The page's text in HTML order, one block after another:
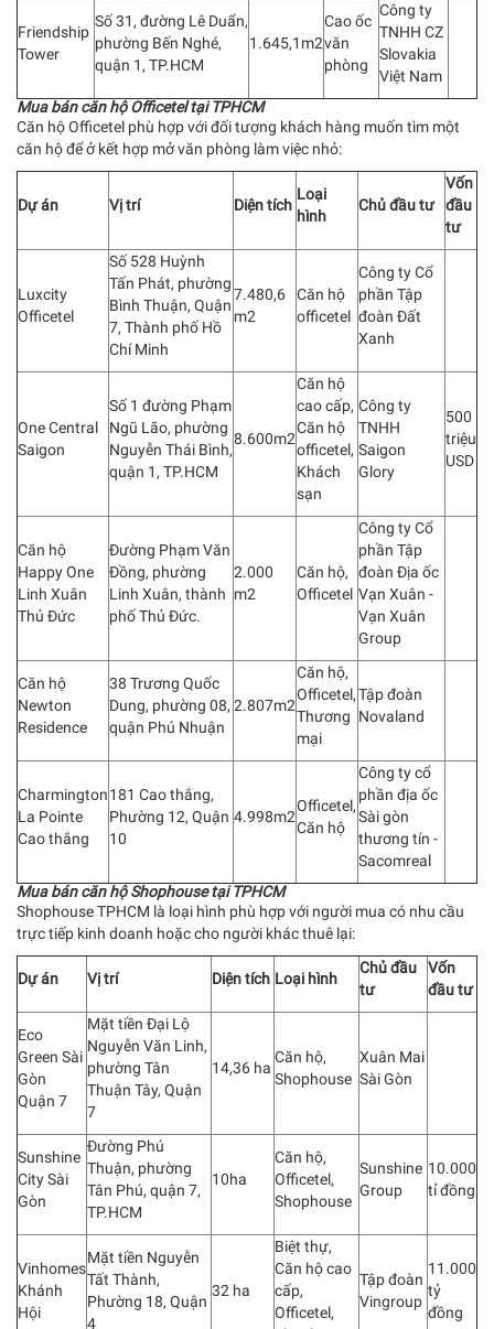
Friendship
Tower
Số 31, đường Lê Duẩn,
phường Bến Nghé,
quận 1, TP.HCM
1.645,1m2
Cao ốc
văn
phòng
Công ty
TNHH CZ
Slovakia
Việt Nam
Mua bán căn hộ Officetel tại TPHCM
Căn hộ Officetel phù hợp với đối tượng khách hàng muốn tìm một
căn hộ để ở kết hợp mở văn phòng làm việc nhỏ:
Dự án Vị trí Diện tích
Loại
hình
Chủ đầu tư
Vốn
đầu
tư
Luxcity
Officetel
Số 528 Huỳnh
Tấn Phát, phường
Bình Thuận, Quận
7, Thành phố Hồ
Chí Minh
7.480,6
m2
Căn hộ
officetel
Công ty Cổ
phần Tập
đoàn Đất
Xanh
One Central
Saigon
Số 1 đường Phạm
Ngũ Lão, phường
Nguyễn Thái Bình,
quận 1, TP.HCM
8.600m2
Căn hộ
cao cấp,
Căn hộ
officetel,
Khách
sạn
Công ty
TNHH
Saigon
Glory
500
triệu
USD
Căn hộ
Happy One
Linh Xuân
Thủ Đức
Đường Phạm Văn
Đồng, phường
Linh Xuân, thành
phố Thủ Đức.
2.000
m2
Căn hộ,
Officetel
Công ty Cổ
phần Tập
đoàn Địa ốc
Vạn Xuân -
Vạn Xuân
Group
Căn hộ
Newton
Residence
38 Trương Quốc
Dung, phường 08,
quận Phú Nhuận
2.807m2
Căn hộ,
Officetel,
Thương
mại
Tập đoàn
Novaland
Charmington
La Pointe
Cao thắng
181 Cao thắng,
Phường 12, Quận
10
4.998m2
Officetel,
Căn hộ
Công ty cổ
phần địa ốc
Sài gòn
thương tín -
Sacomreal
Mua bán căn hộ Shophouse tại TPHCM
Shophouse TPHCM là loại hình phù hợp với người mua có nhu cầu
trực tiếp kinh doanh hoặc cho người khác thuê lại:
Dự án Vị trí Diện tích Loại hình
Chủ đầu
tư
Vốn
đầu tư
Eco
Green Sài
Gòn
Quận 7
Mặt tiền Đại Lộ
Nguyễn Văn Linh,
phường Tân
Thuận Tây, Quận
7
14,36 ha
Căn hộ,
Shophouse
Xuân Mai
Sài Gòn
Sunshine
City Sài
Gòn
Đường Phú
Thuận, phường
Tân Phú, quận 7,
TP.HCM
10ha
Căn hộ,
Officetel,
Shophouse
Sunshine
Group
10.000
tỉ đồng
Vinhomes
Khánh
Hội
Mặt tiền Nguyễn
Tất Thành,
Phường 18, Quận
4
32 ha
Biệt thự,
Căn hộ cao
cấp,
Officetel,
Tập đoàn
Vingroup
11.000
tỷ
đồng